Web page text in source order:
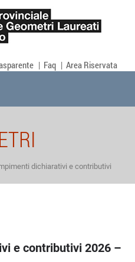
Faq Area Riservata
dichiarativi e contributivi
e contributivi 2026 –